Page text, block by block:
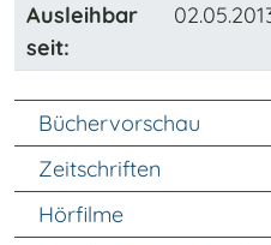
Ausleihbar
seit:
Unter Navigation
Büchervorschau
Zeitschriften
Hörfilme